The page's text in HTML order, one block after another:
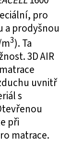
pro
a prodyšnou
3). Ta
3D AIR
uvnitř
s
při
matrace.